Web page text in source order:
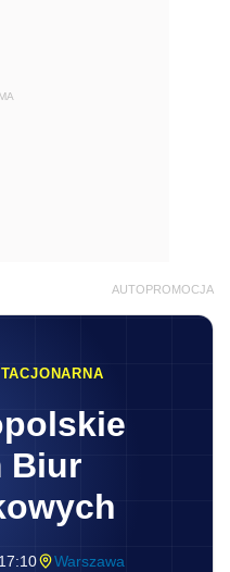
AUTOPROMOCJA
Biur
Warszawa